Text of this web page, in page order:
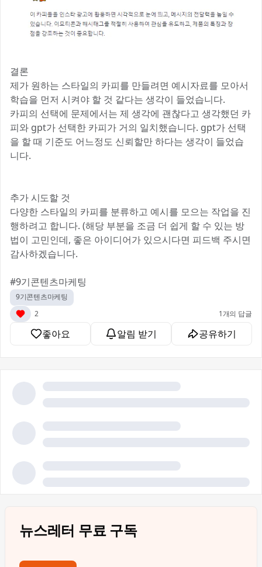
결론
제가 원하는 스타일의 카피를 만들려면 예시자료를 모아서
학습을 먼저 시켜야 할 것 같다는 생각이 들었습니다.
카피의 선택에 문제에서는 제 생각에 괜찮다고 생각했던 카
피와 gpt가 선택한 카피가 거의 일치했습니다. gpt가 선택
을 할 때 기준도 어느정도 신뢰할만 하다는 생각이 들었습
니다.
추가 시도할 것
다양한 스타일의 카피를 분류하고 예시를 모으는 작업을 진
행하려고 합니다. (해당 부분을 조금 더 쉽게 할 수 있는 방
법이 고민인데, 좋은 아이디어가 있으시다면 피드백 주시면
감사하겠습니다.
#9기콘텐츠마케팅
9기콘텐츠마케팅
2
1개의 답글
좋아요 알림 받기 공유하기
뉴스레터 무료 구독